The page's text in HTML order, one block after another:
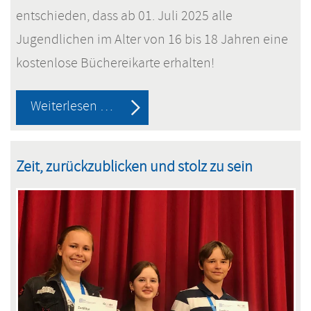
entschieden, dass ab 01. Juli 2025 alle
Jugendlichen im Alter von 16 bis 18 Jahren eine
kostenlose Büchereikarte erhalten!
Weiterlesen …
Juli:
Kostenlose
Büchereikarten
Jugendliche
von
16-
18
Zeit, zurückzublicken und stolz zu sein